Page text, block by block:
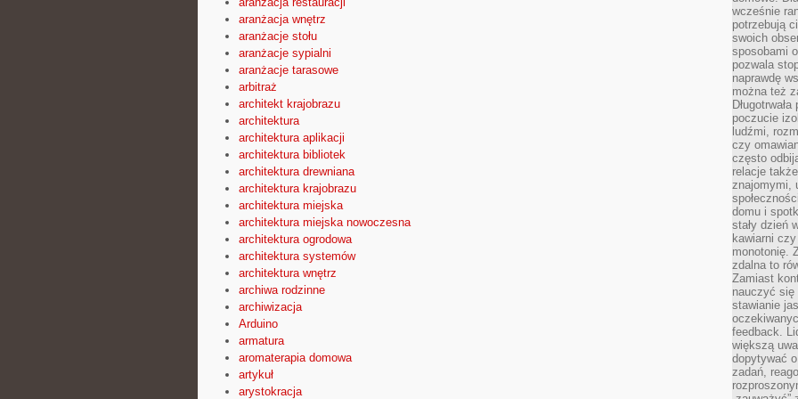
aranżacja wnętrz
aranżacje stołu
aranżacje sypialni
aranżacje tarasowe
arbitraż
architekt krajobrazu
architektura
architektura aplikacji
architektura bibliotek
architektura drewniana
architektura krajobrazu
architektura miejska
architektura miejska nowoczesna
architektura ogrodowa
architektura systemów
architektura wnętrz
archiwa rodzinne
archiwizacja
Arduino
armatura
aromaterapia domowa
artykuł
arystokracja
wcześnie
potrzebują
swoich
sposobami
pozwala
naprawdę
można też
poczucie
ludźmi,
czy
często
relacje
znajomymi,
domu i
stały dzień
kawiarni
monotonię.
zdalna to
Zamiast
nauczyć się
stawianie
feedback.
większą
dopytywać
zadań,